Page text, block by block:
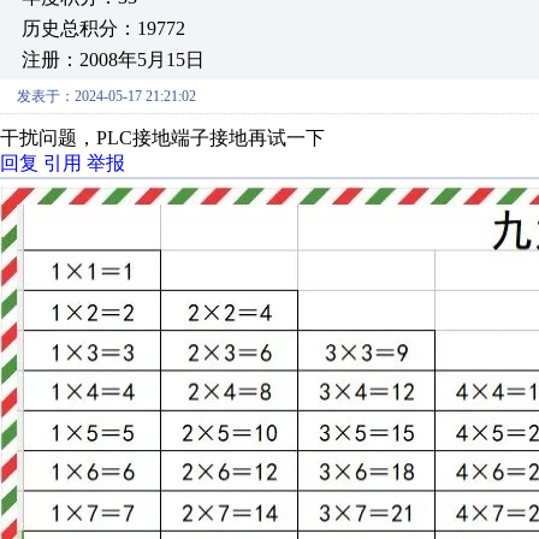
历史总积分：19772
注册：2008年5月15日
发表于：2024-05-17 21:21:02
干扰问题，PLC接地端子接地再试一下
回复 引用 举报